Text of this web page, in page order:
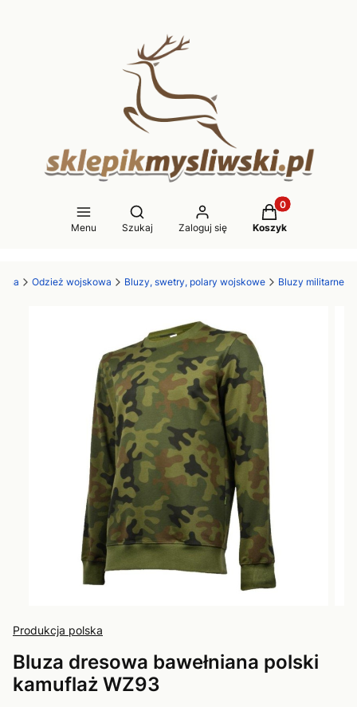
Menu
Otwórz wyszukiwarkę
Szukaj Zaloguj się
Produkty w
Koszyk
Odzież wojskowa Bluzy, swetry, polary wojskowe Bluzy militarne
Produkcja polska
Bluza dresowa bawełniana polski
kamuflaż WZ93